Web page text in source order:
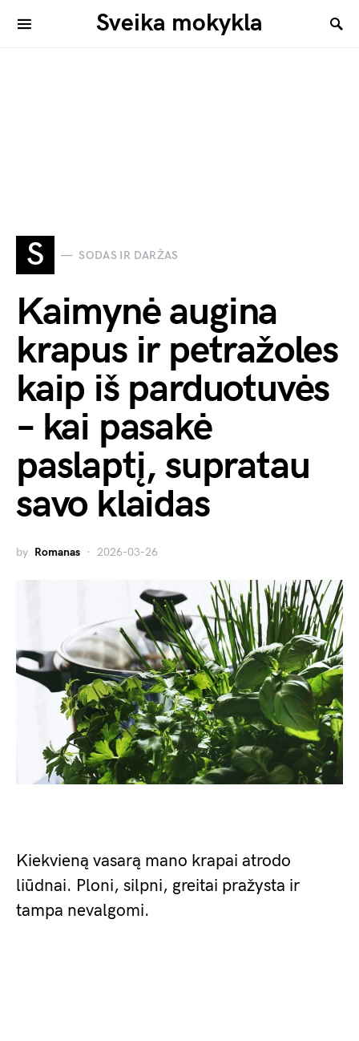
Sveika mokykla
S SODAS IR DARŽAS
Kaimynė augina
krapus ir petražoles
kaip iš parduotuvės
– kai pasakė
paslaptį, supratau
savo klaidas
by Romanas 2026-03-26
Kiekvieną vasarą mano krapai atrodo
liūdnai. Ploni, silpni, greitai pražysta ir
tampa nevalgomi.